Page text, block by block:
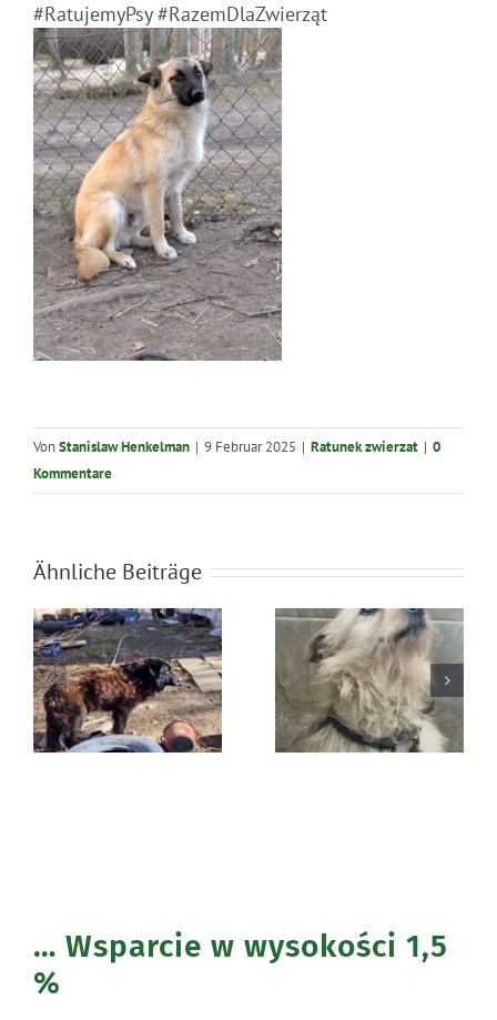
#RatujemyPsy #RazemDlaZwierząt
VonStanislaw Henkelman | 9 Februar 2025 | Ratunek zwierzat | 0
Kommentare
Ähnliche Beiträge
Błąkała się
sama w lesie
Ratunek Lesia
… Wsparcie w wysokości 1,5
%